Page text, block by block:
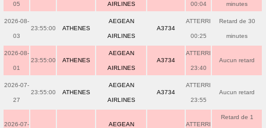
05 AIRLINES 00:04 minutes
2026-08-
03
23:55:00 ATHENES
AEGEAN
AIRLINES
A3734
ATTERRI
00:25
Retard de 30
minutes
2026-08-
01
23:55:00 ATHENES
AEGEAN
AIRLINES
A3734
ATTERRI
23:40
Aucun retard
2026-07-
27
23:55:00 ATHENES
AEGEAN
AIRLINES
A3734
ATTERRI
23:55
Aucun retard
2026-07- AEGEAN ATTERRI
Retard de 1